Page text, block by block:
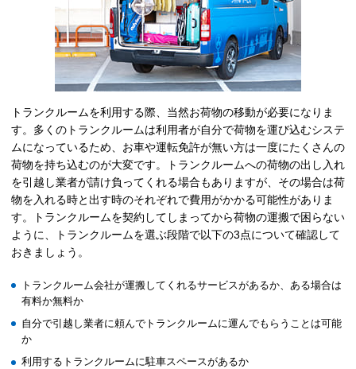
トランクルームを利用する際、当然お荷物の移動が必要になりま
す。多くのトランクルームは利用者が自分で荷物を運び込むシステ
ムになっているため、お車や運転免許が無い方は一度にたくさんの
荷物を持ち込むのが大変です。トランクルームへの荷物の出し入れ
を引越し業者が請け負ってくれる場合もありますが、その場合は荷
物を入れる時と出す時のそれぞれで費用がかかる可能性がありま
す。トランクルームを契約してしまってから荷物の運搬で困らない
ように、トランクルームを選ぶ段階で以下の3点について確認して
おきましょう。
トランクルーム会社が運搬してくれるサービスがあるか、ある場合は
有料か無料か
自分で引越し業者に頼んでトランクルームに運んでもらうことは可能
か
利用するトランクルームに駐車スペースがあるか